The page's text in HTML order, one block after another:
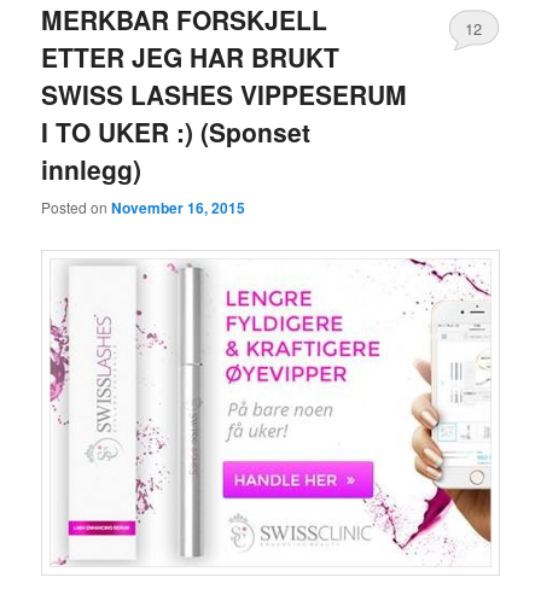
MERKBAR FORSKJELL
ETTER JEG HAR BRUKT
SWISS LASHES VIPPESERUM
I TO UKER :) (Sponset
innlegg)
Posted onNovember 16, 2015
12